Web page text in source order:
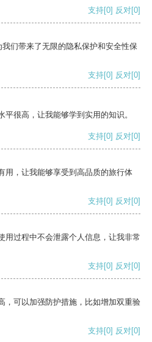
支持[0] 反对[0]
们带来了无限的隐私保护和安全性保
支持[0] 反对[0]
很高，让我能够学到实用的知识。
支持[0] 反对[0]
用，让我能够享受到高品质的旅行体
支持[0] 反对[0]
用过程中不会泄露个人信息，让我非常
支持[0] 反对[0]
，可以加强防护措施，比如增加双重验
支持[0] 反对[0]